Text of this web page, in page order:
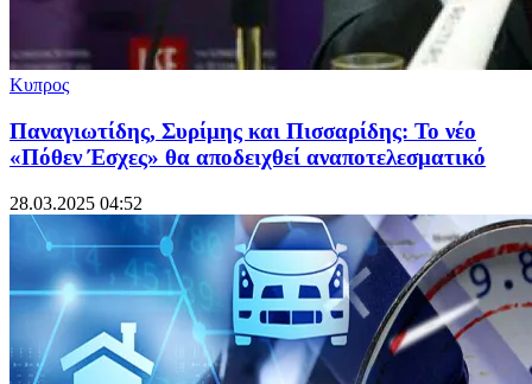
Κυπρος
Παναγιωτίδης, Συρίμης και Πισσαρίδης: Το νέο
«Πόθεν Έσχες» θα αποδειχθεί αναποτελεσματικό
28.03.2025 04:52